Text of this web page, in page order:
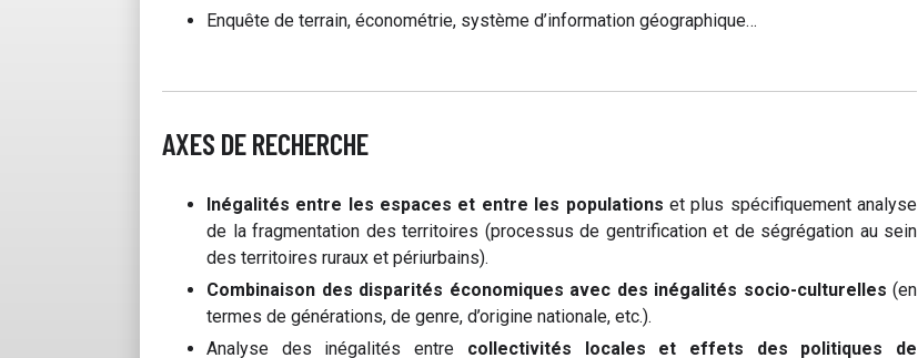
Enquête de terrain, économétrie, système d’information géographique…
AXES DE RECHERCHE
Inégalités entre les espaces et entre les populations et plus spécifiquement analyse
de la fragmentation des territoires (processus de gentrification et de ségrégation au sein
des territoires ruraux et périurbains).
Combinaison des disparités économiques avec des inégalités socio-culturelles (en
termes de générations, de genre, d’origine nationale, etc.).
Analyse des inégalités entre collectivités locales et effets des politiques de